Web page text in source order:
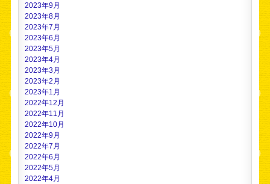
2023年9月
2023年8月
2023年7月
2023年6月
2023年5月
2023年4月
2023年3月
2023年2月
2023年1月
2022年12月
2022年11月
2022年10月
2022年9月
2022年7月
2022年6月
2022年5月
2022年4月